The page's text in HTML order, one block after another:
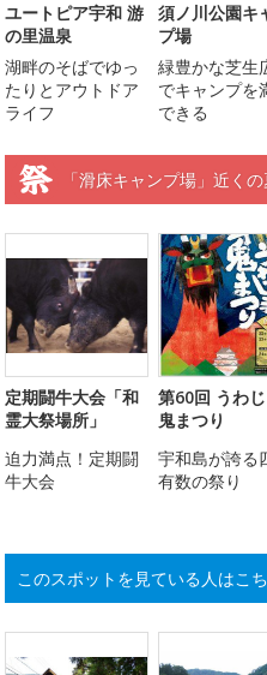
ユートピア宇和 游
の里温泉
湖畔のそばでゆっ
たりとアウトドア
ライフ
須ノ川公園キ
プ場
緑豊かな芝生
でキャンプを
できる
「滑床キャンプ場」近くの
定期闘牛大会「和
霊大祭場所」
迫力満点！定期闘
牛大会
第60回 うわ
鬼まつり
宇和島が誇る
有数の祭り
このスポットを見ている人はこ